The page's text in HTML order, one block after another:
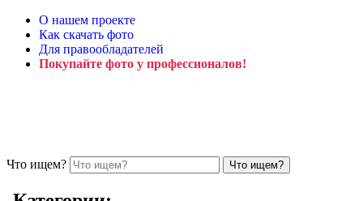
О нашем проекте
Как скачать фото
Для правообладателей
Покупайте фото у профессионалов!
Что ищем?